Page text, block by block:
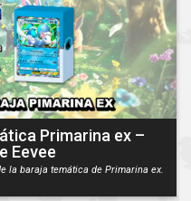
Primarina ex –
Eevee
la baraja temática de Primarina ex.